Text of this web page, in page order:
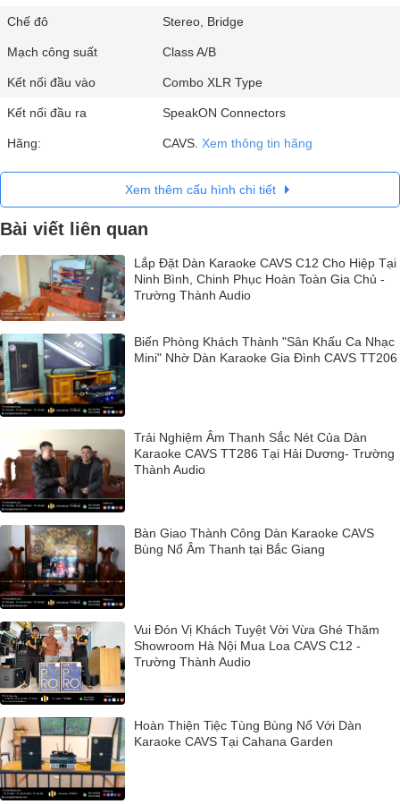
Chế đô Stereo, Bridge
Mạch công suất Class A/B
Kết nối đầu vào Combo XLR Type
Kết nối đầu ra SpeakON Connectors
Hãng: CAVS. Xem thông tin hãng
Xem thêm cấu hình chi tiết
Bài viết liên quan
Lắp Đặt Dàn Karaoke CAVS C12 Cho Hiệp Tại
Ninh Bình, Chinh Phục Hoàn Toàn Gia Chủ -
Trường Thành Audio
Biến Phòng Khách Thành "Sân Khấu Ca Nhạc
Mini" Nhờ Dàn Karaoke Gia Đình CAVS TT206
Trải Nghiệm Âm Thanh Sắc Nét Của Dàn
Karaoke CAVS TT286 Tại Hải Dương- Trường
Thành Audio
Bàn Giao Thành Công Dàn Karaoke CAVS
Bùng Nổ Âm Thanh tại Bắc Giang
Vui Đón Vị Khách Tuyệt Vời Vừa Ghé Thăm
Showroom Hà Nội Mua Loa CAVS C12 -
Trường Thành Audio
Hoàn Thiện Tiệc Tùng Bùng Nổ Với Dàn
Karaoke CAVS Tại Cahana Garden